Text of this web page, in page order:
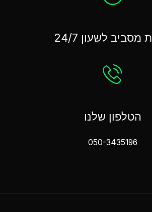
מסביב לשעון 24/7
הטלפון שלנו
050-3435196